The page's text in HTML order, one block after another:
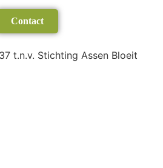
Contact
t.n.v. Stichting Assen Bloeit